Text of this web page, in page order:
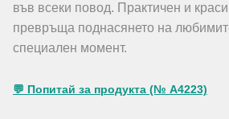
във всеки повод. Практичен и
превръща поднасянето на
специален момент.
💬 Попитай за продукта (№ A4223)